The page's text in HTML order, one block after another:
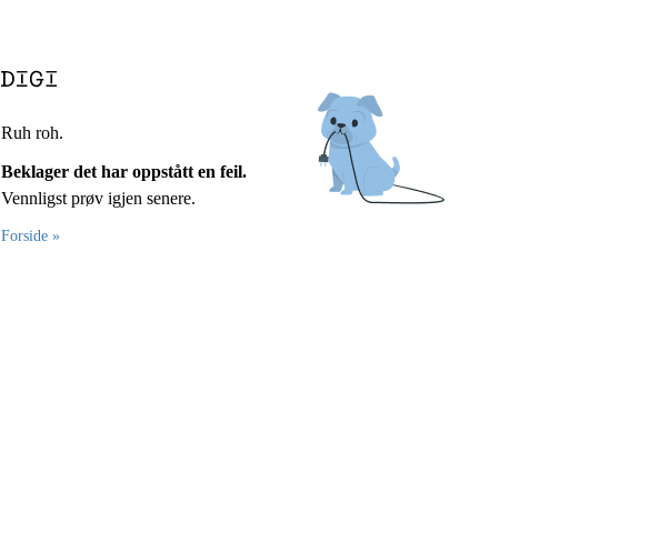
Ruh roh.
Beklager det har oppstått en feil.
Vennligst prøv igjen senere.
Forside »